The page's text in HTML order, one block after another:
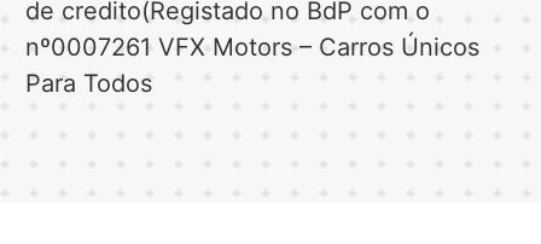
de credito(Registado no BdP com o
nº0007261 VFX Motors – Carros Únicos
Para Todos